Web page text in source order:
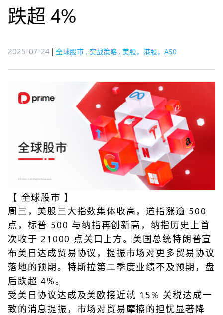
跌超 4%
2025-07-24 | 全球股市 , 实战策略 , 美股，港股，A50
【 全球股市 】
周三，美股三大指数集体收高，道指涨逾 500
点，标普 500 与纳指再创新高，纳指历史上首
次收于 21000 点关口上方。美国总统特朗普宣
布美日达成贸易协议，提振市场对更多贸易协议
落地的预期。特斯拉第二季度业绩不及预期，盘
后跌超 4%。
受美日协议达成及美欧接近就 15% 关税达成一
致的消息提振，市场对贸易摩擦的担忧显著降